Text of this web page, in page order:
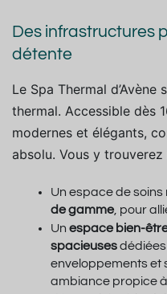
Des infrastructures
détente
Le Spa Thermal
thermal. Accessible dès
modernes et élégants,
absolu. Vous y
Un espace de soins
de gamme, pour
Un espace bien-
spacieuses
enveloppements et
ambiance propice